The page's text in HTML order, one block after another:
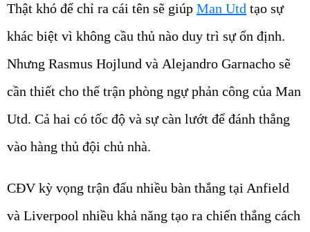
Thật khó để chỉ ra cái tên sẽ giúp Man Utd tạo sự
khác biệt vì không cầu thủ nào duy trì sự ổn định.
Nhưng Rasmus Hojlund và Alejandro Garnacho sẽ
cần thiết cho thế trận phòng ngự phản công của Man
Utd. Cả hai có tốc độ và sự càn lướt để đánh thẳng
vào hàng thủ đội chủ nhà.
CĐV kỳ vọng trận đấu nhiều bàn thắng tại Anfield
và Liverpool nhiều khả năng tạo ra chiến thắng cách